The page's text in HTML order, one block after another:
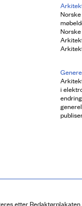
i
etter Redaktørplakaten